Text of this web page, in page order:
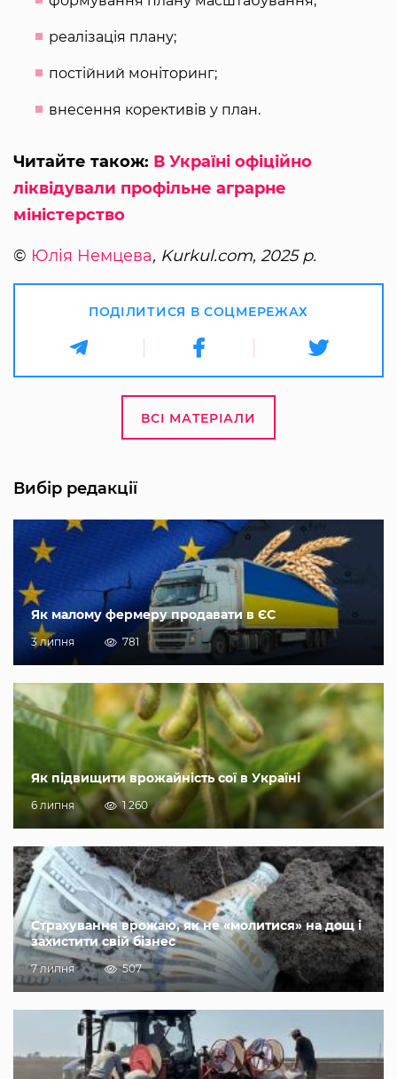
реалізація плану;
постійний моніторинг;
внесення корективів у план.
Читайте також: В Україні офіційно
ліквідували профільне аграрне
міністерство
© Юлія Немцева, Kurkul.com, 2025 р.
ПОДІЛИТИСЯ В СОЦМЕРЕЖАХ
ВСІ МАТЕРІАЛИ
Вибір редакції
Як малому фермеру продавати в ЄС
3 липня 781
Як підвищити врожайність сої в Україні
6 липня 1 260
Страхування врожаю, як не «молитися» на дощ і
захистити свій бізнес
7 липня 507